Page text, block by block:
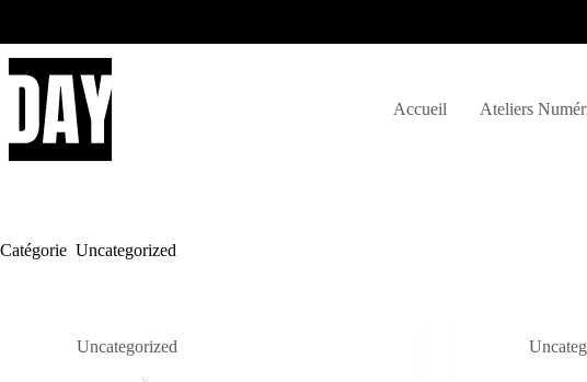
contenu
Accueil Ateliers
Catégorie Uncategorized
Uncategorized